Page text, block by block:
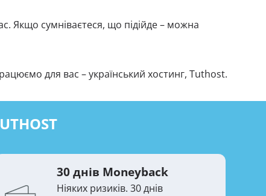
Якщо сумніваєтеся, що підійде – можна
для вас – український хостинг, Tuthost.
30 днів Moneyback
Ніяких ризиків. 30 днів